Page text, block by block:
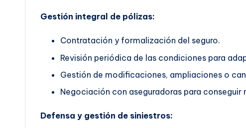
Gestión integral de pólizas:
Contratación y formalización del seguro.
Revisión periódica de las condiciones para
Gestión de modificaciones, ampliaciones o
Negociación con aseguradoras para conseguir
Defensa y gestión de siniestros: